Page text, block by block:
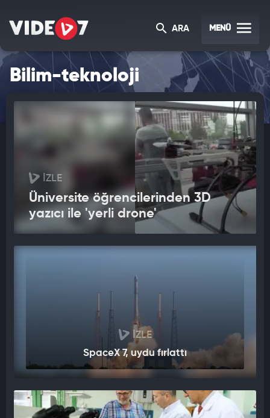
ARA MENÜ
Bilim-teknoloji
İZLE
Üniversite öğrencilerinden 3D
yazıcı ile 'yerli drone'
İZLE
SpaceX 7, uydu fırlattı